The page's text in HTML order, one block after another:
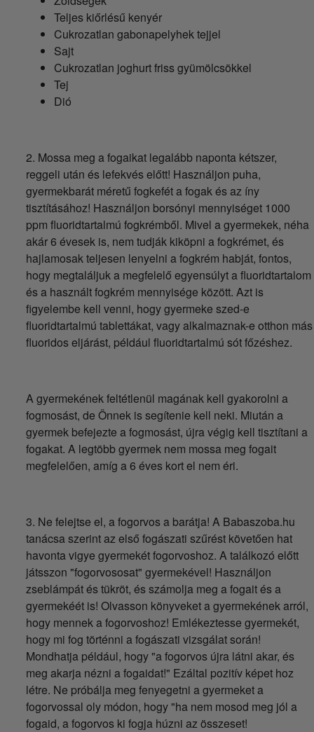
Teljes kiőrlésű kenyér
Cukrozatlan gabonapelyhek tejjel
Sajt
Cukrozatlan joghurt friss gyümölcsökkel
Tej
Dió
2. Mossa meg a fogaikat legalább naponta kétszer,
reggeli után és lefekvés előtt! Használjon puha,
gyermekbarát méretű fogkefét a fogak és az íny
tisztításához! Használjon borsónyi mennyiséget 1000
ppm fluoridtartalmú fogkrémből. Mivel a gyermekek, néha
akár 6 évesek is, nem tudják kiköpni a fogkrémet, és
hajlamosak teljesen lenyelni a fogkrém habját, fontos,
hogy megtaláljuk a megfelelő egyensúlyt a fluoridtartalom
és a használt fogkrém mennyisége között. Azt is
figyelembe kell venni, hogy gyermeke szed-e
fluoridtartalmú tablettákat, vagy alkalmaznak-e otthon más
fluoridos eljárást, például fluoridtartalmú sót főzéshez.
A gyermekének feltétlenül magának kell gyakorolni a
fogmosást, de Önnek is segítenie kell neki. Miután a
gyermek befejezte a fogmosást, újra végig kell tisztítani a
fogakat. A legtöbb gyermek nem mossa meg fogait
megfelelően, amíg a 6 éves kort el nem éri.
3. Ne felejtse el, a fogorvos a barátja! A Babaszoba.hu
tanácsa szerint az első fogászati szűrést követően hat
havonta vigye gyermekét fogorvoshoz. A találkozó előtt
játsszon "fogorvososat" gyermekével! Használjon
zseblámpát és tükröt, és számolja meg a fogait és a
gyermekéét is! Olvasson könyveket a gyermekének arról,
hogy mennek a fogorvoshoz! Emlékeztesse gyermekét,
hogy mi fog történni a fogászati vizsgálat során!
Mondhatja például, hogy "a fogorvos újra látni akar, és
meg akarja nézni a fogaidat!" Ezáltal pozitív képet hoz
létre. Ne próbálja meg fenyegetni a gyermeket a
fogorvossal oly módon, hogy "ha nem mosod meg jól a
fogaid, a fogorvos ki fogja húzni az összeset!